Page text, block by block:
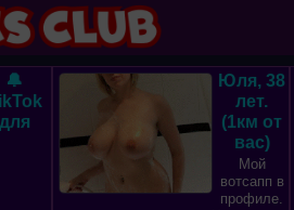
🔔
для
Юля, 38
лет.
(1км от
вас)
Мой
вотсапп в
профиле.